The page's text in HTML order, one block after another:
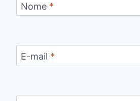
Nome *
E-mail *